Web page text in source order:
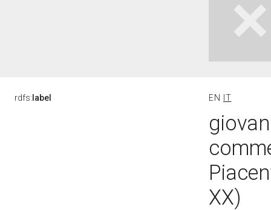
rdfs: label EN IT
XX)